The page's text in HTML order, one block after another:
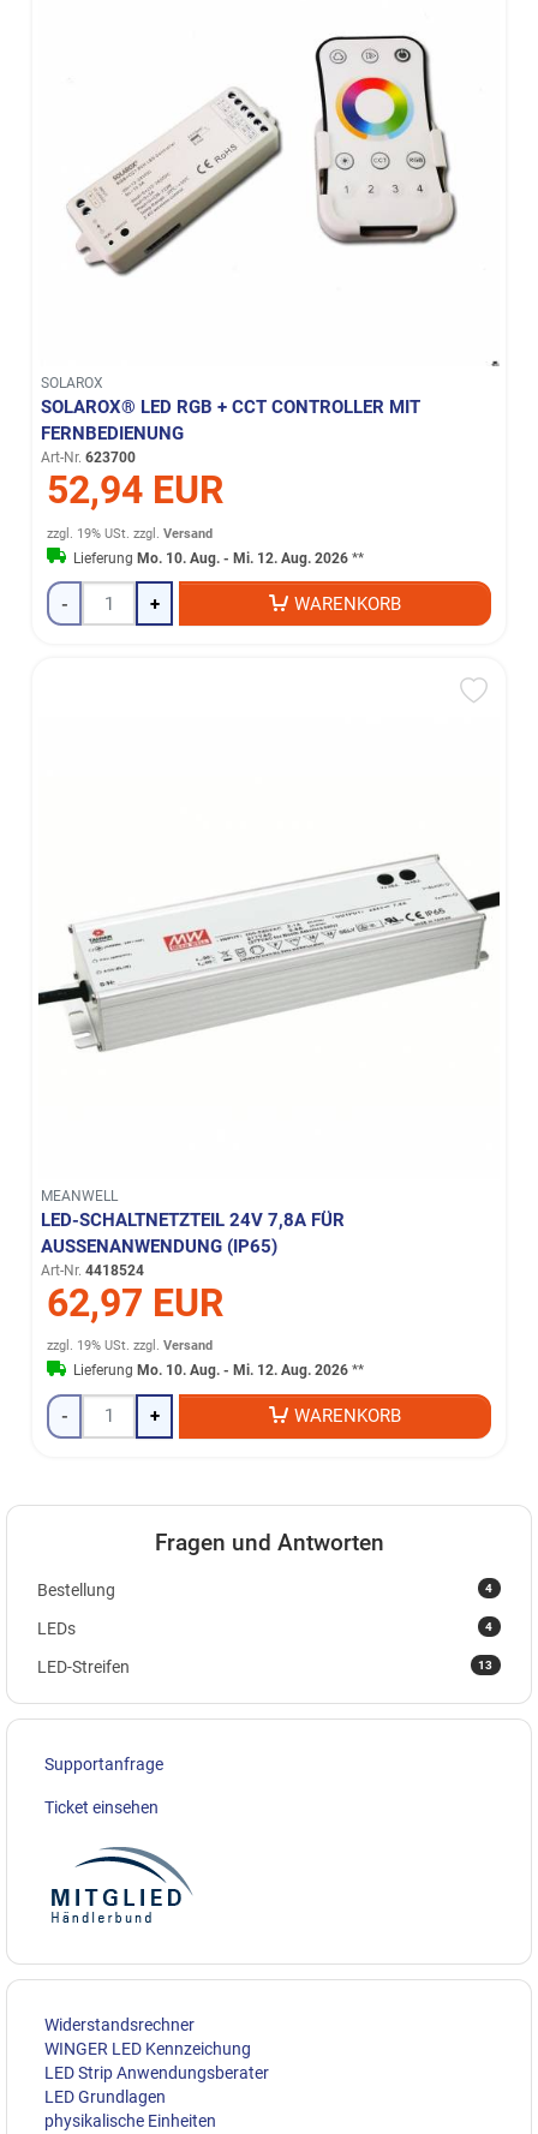
SOLAROX
SOLAROX® LED RGB + CCT CONTROLLER MIT
FERNBEDIENUNG
Art-Nr. 623700
52,94 EUR
zzgl. 19% USt. zzgl.Versand
Lieferung Mo. 10. Aug. - Mi. 12. Aug. 2026 **
- + WARENKORB
MEANWELL
LED-SCHALTNETZTEIL 24V 7,8A FÜR
AUSSENANWENDUNG (IP65)
Art-Nr. 4418524
62,97 EUR
zzgl. 19% USt. zzgl.Versand
Lieferung Mo. 10. Aug. - Mi. 12. Aug. 2026 **
- + WARENKORB
Fragen und Antworten
4
Bestellung
4
LEDs
13
LED-Streifen
Supportanfrage
Ticket einsehen
Widerstandsrechner
WINGER LED Kennzeichung
LED Strip Anwendungsberater
LED Grundlagen
physikalische Einheiten